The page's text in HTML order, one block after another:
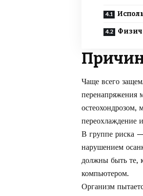
Чаще всего
остеохондрозом,
переохлаждение
В группе риска
нарушением
должны быть те,
компьютером.
Организм